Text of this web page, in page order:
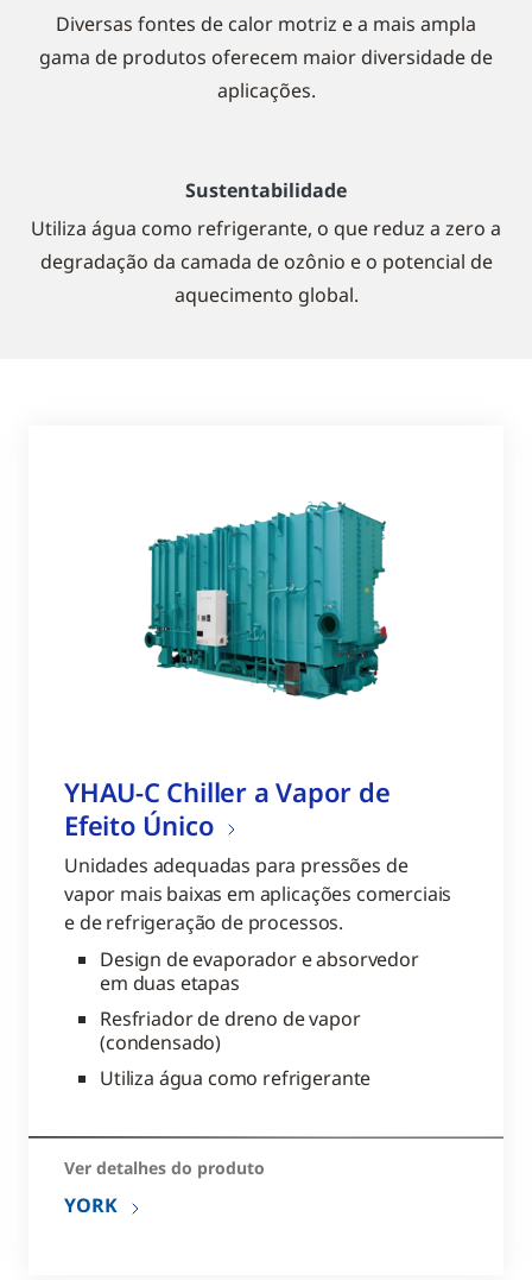
Diversas fontes de calor motriz e a mais ampla
gama de produtos oferecem maior diversidade de
aplicações.
Sustentabilidade
Utiliza água como refrigerante, o que reduz a zero a
degradação da camada de ozônio e o potencial de
aquecimento global.
YHAU-C Chiller a Vapor de
Efeito Único
Unidades adequadas para pressões de
vapor mais baixas em aplicações comerciais
e de refrigeração de processos.
Design de evaporador e absorvedor
em duas etapas
Resfriador de dreno de vapor
(condensado)
Utiliza água como refrigerante
Ver detalhes do produto
YORK